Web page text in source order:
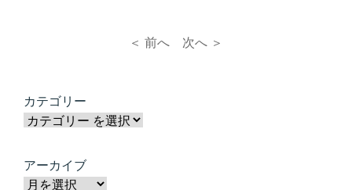
＜ 前へ 次へ ＞
カテゴリー
アーカイブ